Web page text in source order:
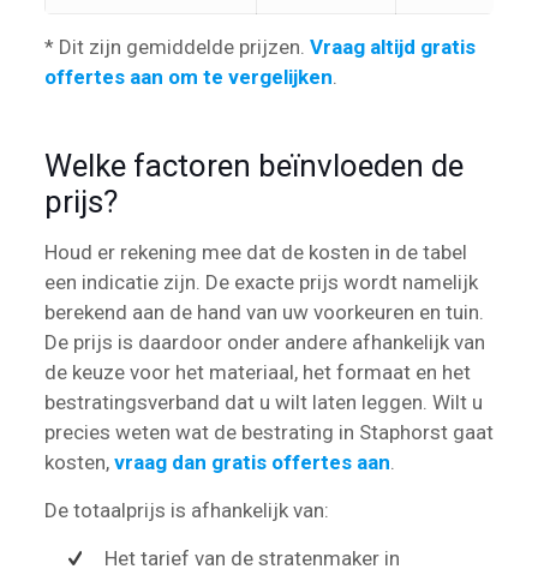
* Dit zijn gemiddelde prijzen. Vraag altijd gratis
offertes aan om te vergelijken.
Welke factoren beïnvloeden de
prijs?
Houd er rekening mee dat de kosten in de tabel
een indicatie zijn. De exacte prijs wordt namelijk
berekend aan de hand van uw voorkeuren en tuin.
De prijs is daardoor onder andere afhankelijk van
de keuze voor het materiaal, het formaat en het
bestratingsverband dat u wilt laten leggen. Wilt u
precies weten wat de bestrating in Staphorst gaat
kosten, vraag dan gratis offertes aan.
De totaalprijs is afhankelijk van:
Het tarief van de stratenmaker in